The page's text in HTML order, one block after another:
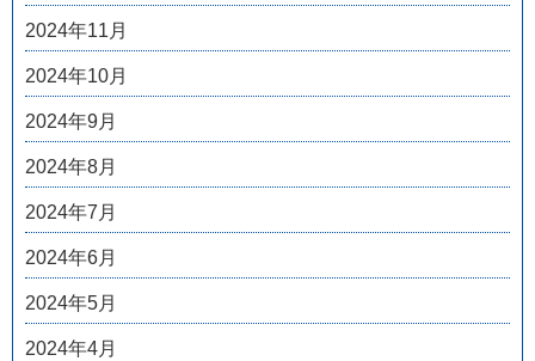
2024年11月
2024年10月
2024年9月
2024年8月
2024年7月
2024年6月
2024年5月
2024年4月